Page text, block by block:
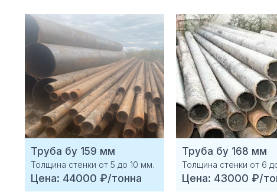
Труба бу 159 мм
Толщина стенки от 5 до 10 мм.
Цена: 44000 ₽/тонна
Труба бу 168 мм
Толщина стенки от 6
Цена: 43000 ₽/